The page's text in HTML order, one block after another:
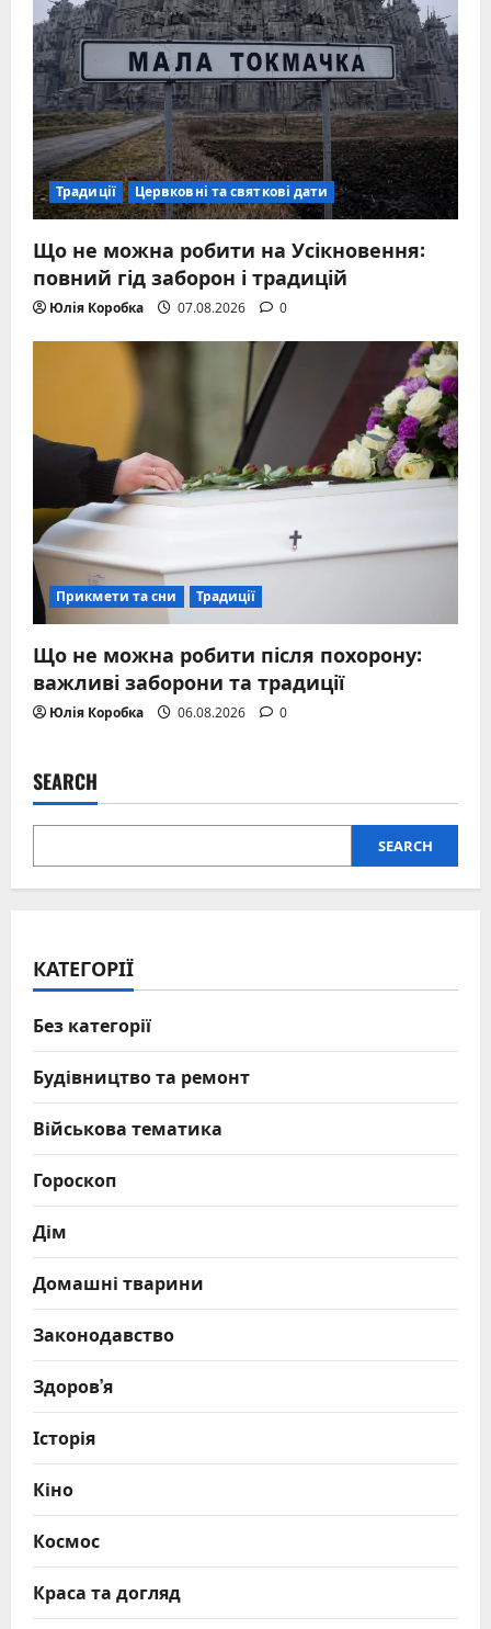
Традиції Цервковні та святкові дати
Що не можна робити на Усікновення:
повний гід заборон і традицій
Юлія Коробка 07.08.2026 0
Прикмети та сни Традиції
Що не можна робити після похорону:
важливі заборони та традиції
Юлія Коробка 06.08.2026 0
SEARCH
SEARCH
КАТЕГОРІЇ
Без категорії
Будівництво та ремонт
Військова тематика
Гороскоп
Дім
Домашні тварини
Законодавство
Здоров’я
Історія
Кіно
Космос
Краса та догляд